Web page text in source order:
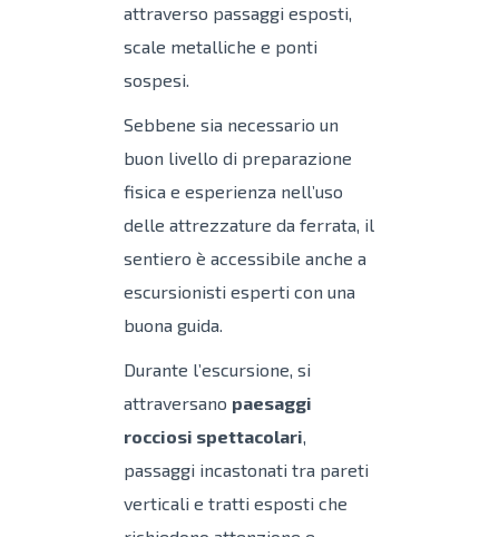
attraverso passaggi esposti,
scale metalliche e ponti
sospesi.
Sebbene sia necessario un
buon livello di preparazione
fisica e esperienza nell’uso
delle attrezzature da ferrata, il
sentiero è accessibile anche a
escursionisti esperti con una
buona guida.
Durante l’escursione, si
attraversano paesaggi
rocciosi spettacolari,
passaggi incastonati tra pareti
verticali e tratti esposti che